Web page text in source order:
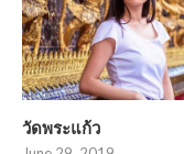
วัดพระแก้ว